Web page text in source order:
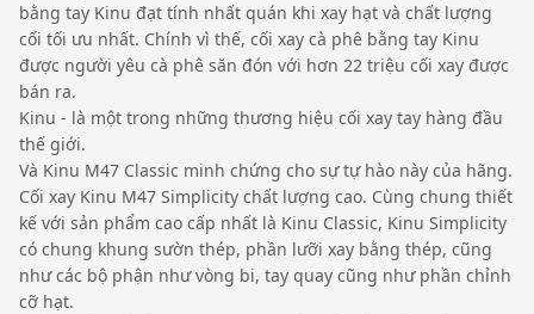
bằng tay Kinu đạt tính nhất quán khi xay hạt và chất lượng
cối tối ưu nhất. Chính vì thế, cối xay cà phê bằng tay Kinu
được người yêu cà phê săn đón với hơn 22 triệu cối xay được
bán ra.
Kinu - là một trong những thương hiệu cối xay tay hàng đầu
thế giới.
Và Kinu M47 Classic minh chứng cho sự tự hào này của hãng.
Cối xay Kinu M47 Simplicity chất lượng cao. Cùng chung thiết
kế với sản phẩm cao cấp nhất là Kinu Classic, Kinu Simplicity
có chung khung sườn thép, phần lưỡi xay bằng thép, cũng
như các bộ phận như vòng bi, tay quay cũng như phần chỉnh
cỡ hạt.